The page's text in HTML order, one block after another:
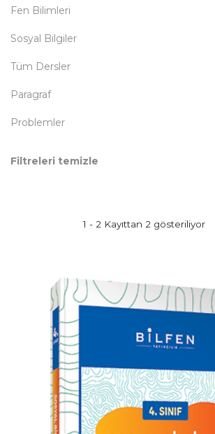
Fen Bilimleri
Sosyal Bilgiler
Tüm Dersler
Paragraf
Problemler
Filtreleri temizle
1 - 2 Kayıttan 2 gösteriliyor